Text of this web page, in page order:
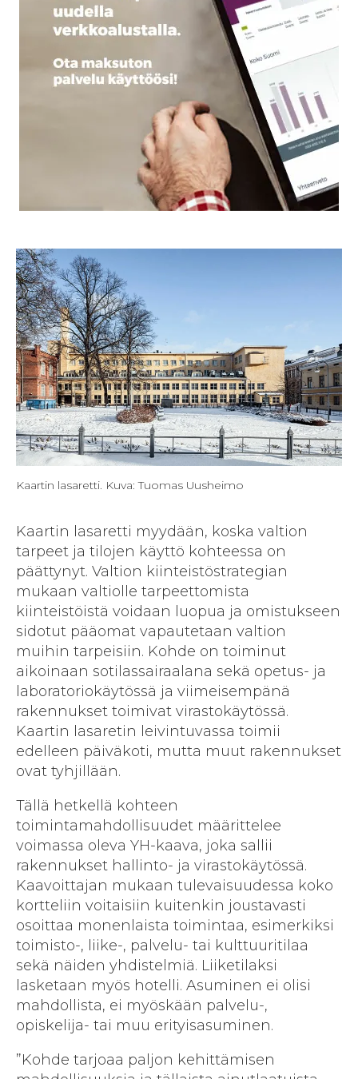
Kaartin lasaretti. Kuva: Tuomas Uusheimo
Kaartin lasaretti myydään, koska valtion
tarpeet ja tilojen käyttö kohteessa on
päättynyt. Valtion kiinteistöstrategian
mukaan valtiolle tarpeettomista
kiinteistöistä voidaan luopua ja omistukseen
sidotut pääomat vapautetaan valtion
muihin tarpeisiin. Kohde on toiminut
aikoinaan sotilassairaalana sekä opetus- ja
laboratoriokäytössä ja viimeisempänä
rakennukset toimivat virastokäytössä.
Kaartin lasaretin leivintuvassa toimii
edelleen päiväkoti, mutta muut rakennukset
ovat tyhjillään.
Tällä hetkellä kohteen
toimintamahdollisuudet määrittelee
voimassa oleva YH-kaava, joka sallii
rakennukset hallinto- ja virastokäytössä.
Kaavoittajan mukaan tulevaisuudessa koko
kortteliin voitaisiin kuitenkin joustavasti
osoittaa mo­nenlaista toimintaa, esimerkiksi
toimisto-, liike-, palvelu- tai kulttuuritilaa
sekä näiden yhdistel­miä. Liiketilaksi
lasketaan myös hotelli. Asuminen ei olisi
mahdollista, ei myöskään pal­velu-,
opiskelija- tai muu erityisasuminen.
”Kohde tarjoaa paljon kehittämisen